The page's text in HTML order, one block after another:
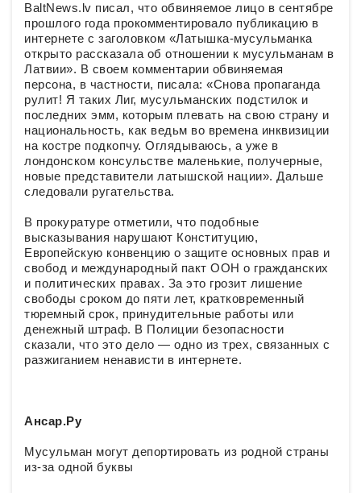
BaltNews.lv писал, что обвиняемое лицо в сентябре
прошлого года прокомментировало публикацию в
интернете с заголовком «Латышка-мусульманка
открыто рассказала об отношении к мусульманам в
Латвии». В своем комментарии обвиняемая
персона, в частности, писала: «Снова пропаганда
рулит! Я таких Лиг, мусульманских подстилок и
последних эмм, которым плевать на свою страну и
национальность, как ведьм во времена инквизиции
на костре подкопчу. Оглядываюсь, а уже в
лондонском консульстве маленькие, получерные,
новые представители латышской нации». Дальше
следовали ругательства.
В прокуратуре отметили, что подобные
высказывания нарушают Конституцию,
Европейскую конвенцию о защите основных прав и
свобод и международный пакт ООН о гражданских
и политических правах. За это грозит лишение
свободы сроком до пяти лет, кратковременный
тюремный срок, принудительные работы или
денежный штраф. В Полиции безопасности
сказали, что это дело — одно из трех, связанных с
разжиганием ненависти в интернете.
Ансар.Ру
Мусульман могут депортировать из родной страны
из-за одной буквы